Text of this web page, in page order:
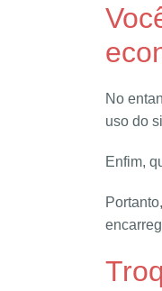
No
uso do
Enfim,